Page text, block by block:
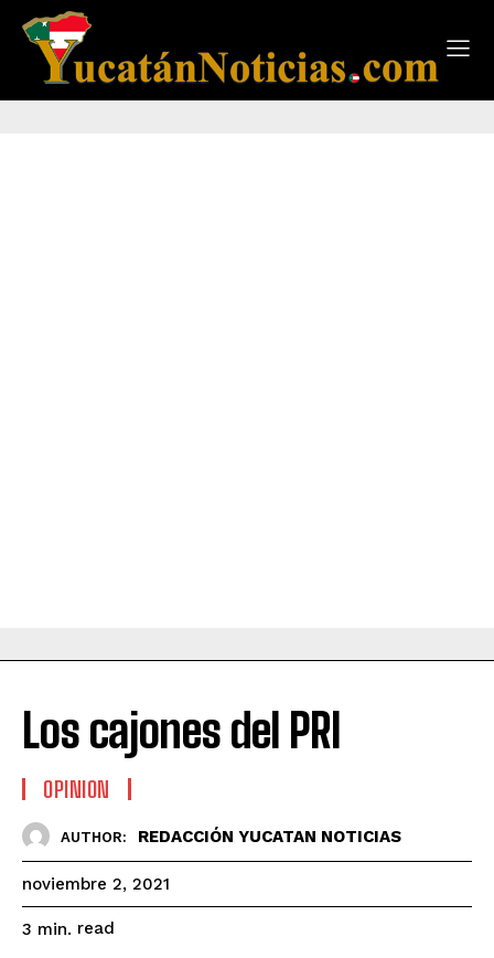
Los cajones del PRI
OPINION
AUTHOR: REDACCIÓN YUCATAN NOTICIAS
noviembre 2, 2021
3 min. read